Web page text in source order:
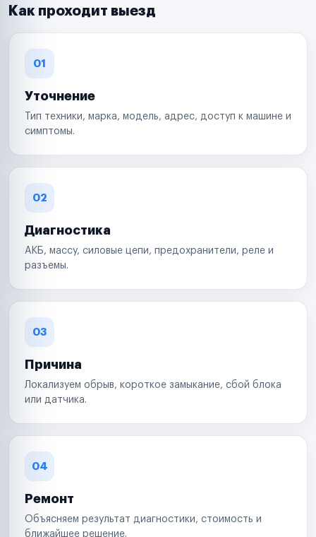
Как проходит выезд
01
Уточнение
Тип техники, марка, модель, адрес, доступ к машине и
симптомы.
02
Диагностика
АКБ, массу, силовые цепи, предохранители, реле и
разъемы.
03
Причина
Локализуем обрыв, короткое замыкание, сбой блока
или датчика.
04
Ремонт
Объясняем результат диагностики, стоимость и
ближайшее решение.